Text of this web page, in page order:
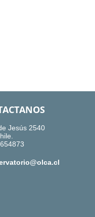
Jesús 2540